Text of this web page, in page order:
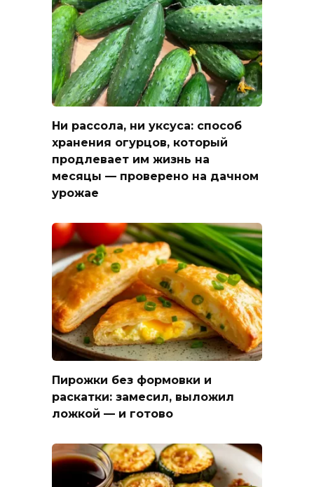
Ни рассола, ни уксуса: способ
хранения огурцов, который
продлевает им жизнь на
месяцы — проверено на дачном
урожае
Пирожки без формовки и
раскатки: замесил, выложил
ложкой — и готово